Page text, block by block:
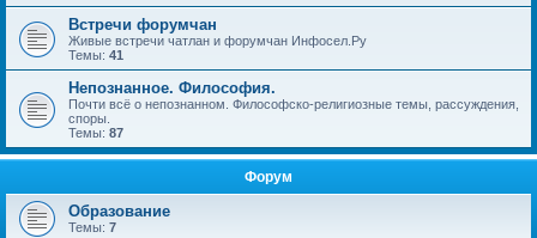
Встречи форумчан
Живые встречи чатлан и форумчан Инфосел.Ру
Темы: 41
Непознанное. Философия.
Почти всё о непознанном. Философско-религиозные темы, рассуждения,
споры.
Темы: 87
Форум
Образование
Темы: 7